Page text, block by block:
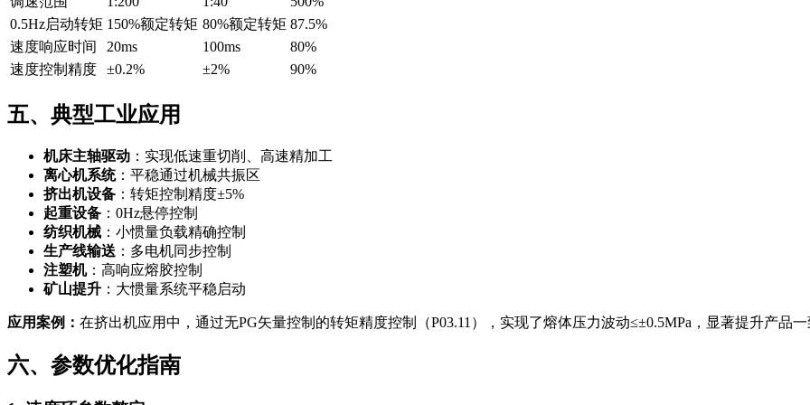
0.5Hz启动转矩 150%额定转矩 80%额定转矩 87.5%
速度响应时间
20ms 100ms
80%
速度控制精度
±0.2% ±2% 90%
五、典型工业应用
机床主轴驱动 ：实现低速重切削、高速精加工
离心机系统：平稳通过机械共振区
挤出机设备 ：转矩控制精度±5%
起重设备 ：0Hz悬停控制
纺织机械 ：小惯量负载精确控制
生产线输送 ：多电机同步控制
注塑机：高响应熔胶控制
矿山提升 ：大惯量系统平稳启动
应用案例： 在挤出机应用中，通过无PG矢量控制的转矩精度控制（P03.11），实现了熔体压力波动≤±0.5MPa，显著提升产品
六、参数优化指南